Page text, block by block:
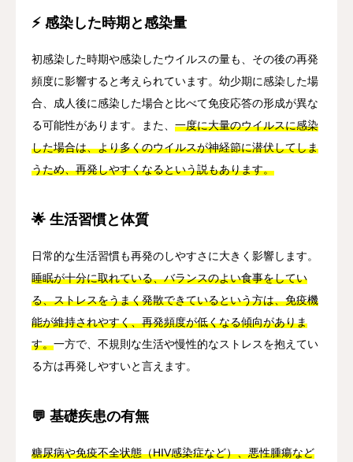
⚡ 感染した時期と感染量
初感染した時期や感染したウイルスの量も、その後の再発
頻度に影響すると考えられています。幼少期に感染した場
合、成人後に感染した場合と比べて免疫応答の形成が異な
る可能性があります。また、 一度に大量のウイルスに感染
した場合は、より多くのウイルスが神経節に潜伏してしま
うため、再発しやすくなるという説もあります。
🌟 生活習慣と体質
日常的な生活習慣も再発のしやすさに大きく影響します。
睡眠が十分に取れている、バランスのよい食事をしてい
る、ストレスをうまく発散できているという方は、免疫機
能が維持されやすく、再発頻度が低くなる傾向がありま
す。一方で、不規則な生活や慢性的なストレスを抱えてい
る方は再発しやすいと言えます。
💬 基礎疾患の有無
糖尿病や免疫不全状態（HIV感染症など）、悪性腫瘍など